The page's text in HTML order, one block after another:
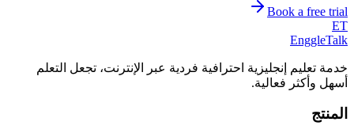
Book a free trial
ET
EnggleTalk
خدمة تعليم إنجليزية احترافية فردية عبر الإنترنت، تجعل التعلم
أسهل وأكثر فعالية.
المنتج